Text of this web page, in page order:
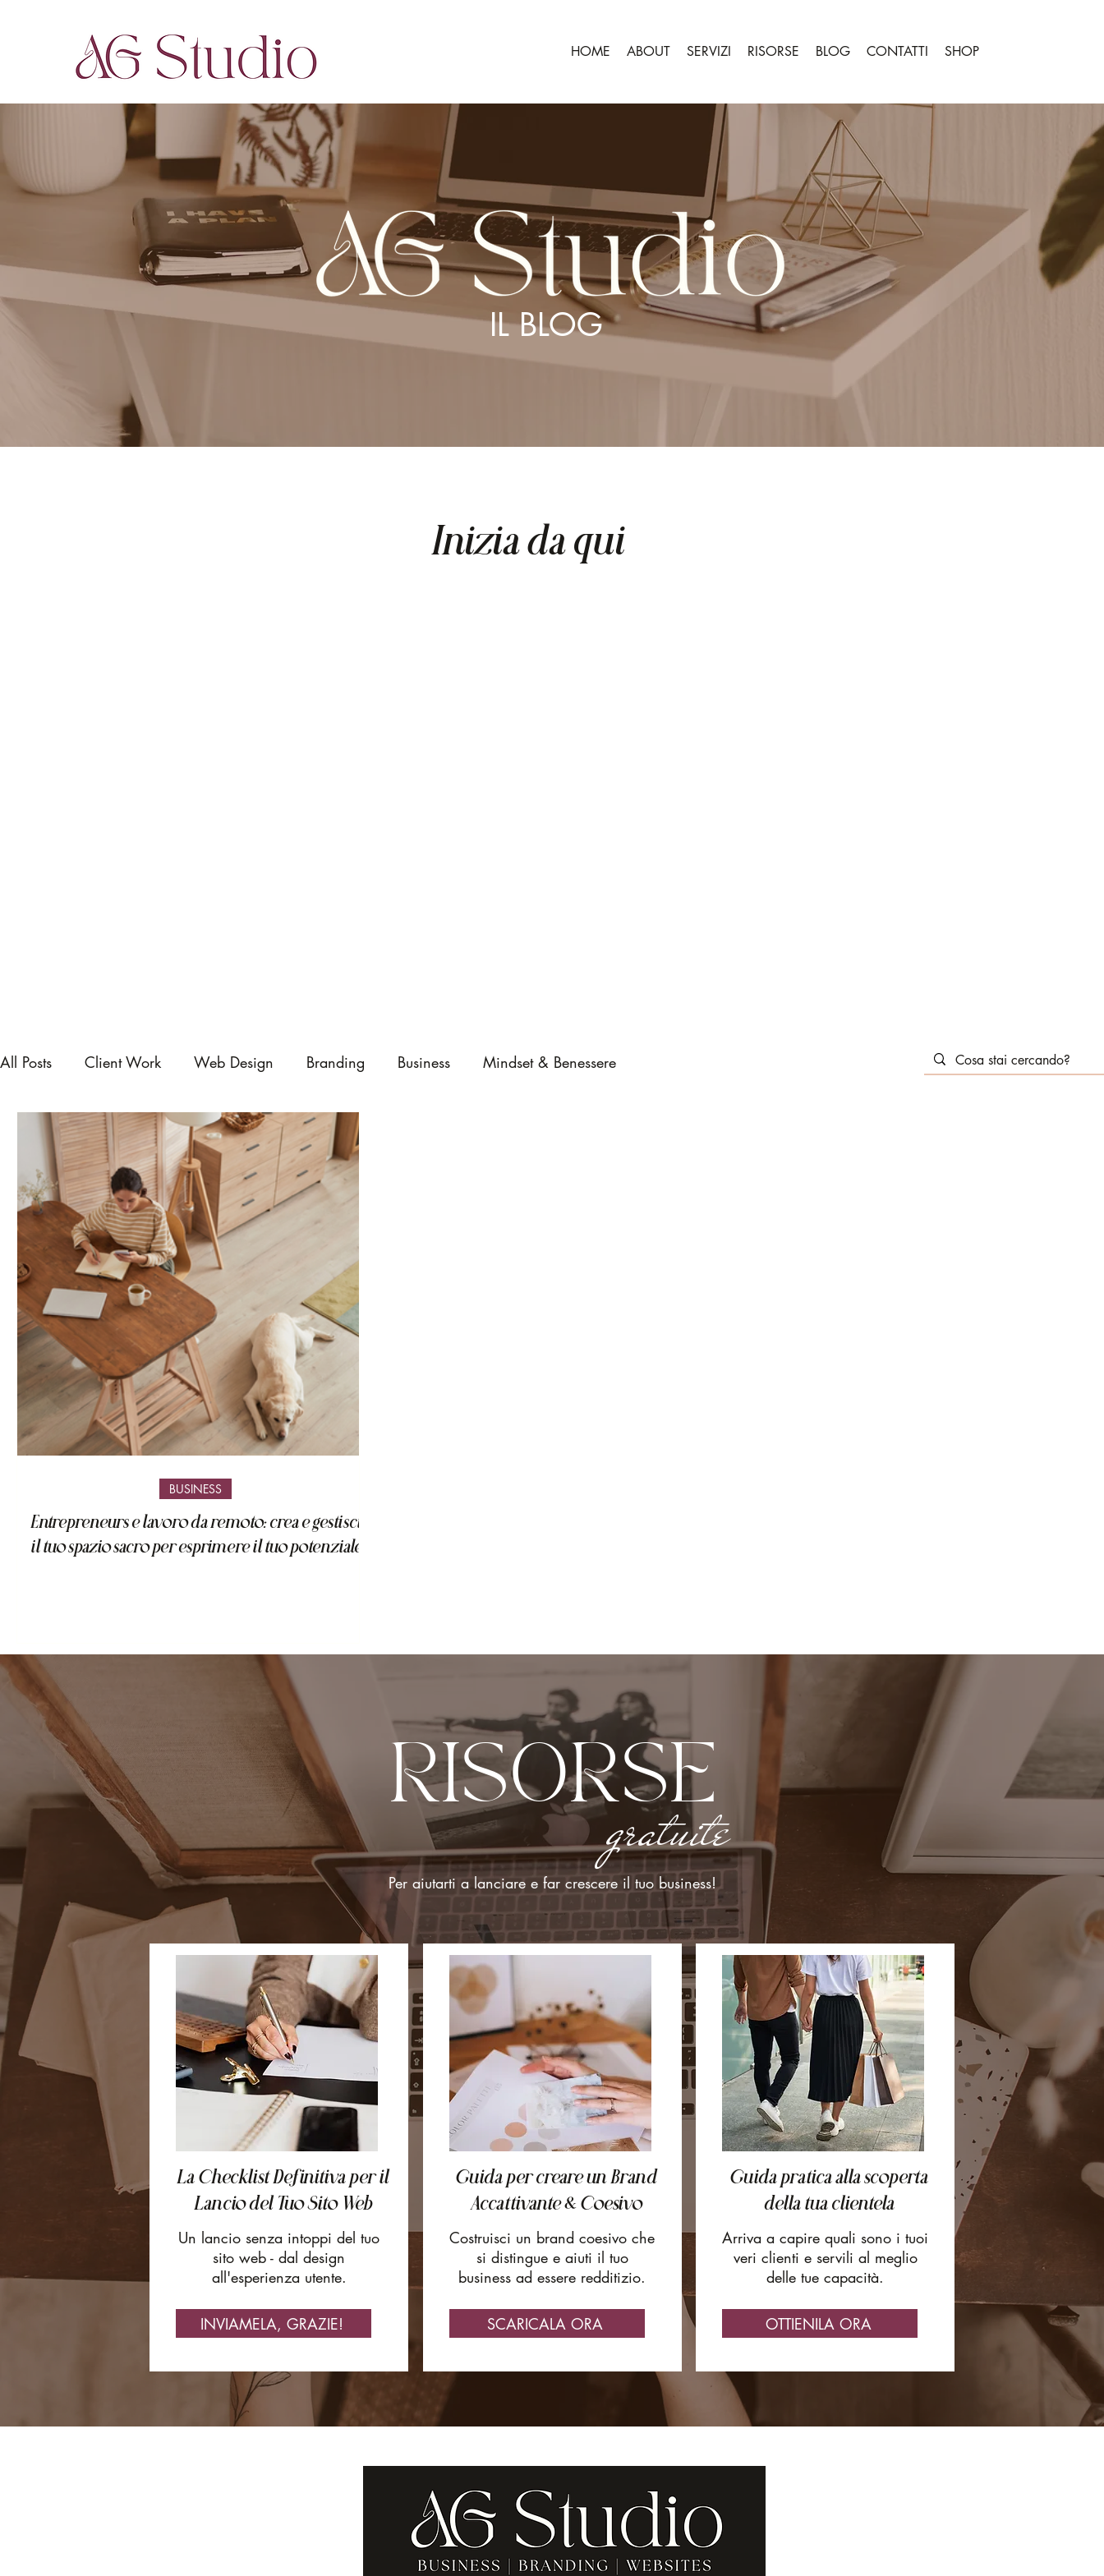
HOME ABOUT SERVIZI RISORSE BLOG CONTATTI SHOP
IL BLOG
Inizia da qui
All Posts Client Work Web Design Branding Business Mindset & Benessere
Entrepreneurs e lavoro da remoto: crea e gestisci
il tuo spazio sacro per esprimere il tuo potenziale
BUSINESS
RISORSE
gratuite
Per aiutarti a lanciare e far crescere il tuo business!
La Checklist Definitiva per il
Lancio del Tuo Sito Web
Un lancio senza intoppi del tuo
sito web - dal design
all'esperienza utente.
INVIAMELA, GRAZIE!
Guida per creare un Brand
Accattivante & Coesivo
Costruisci un brand coesivo che
si distingue e aiuti il tuo
business ad essere redditizio.
SCARICALA ORA
Guida pratica alla scoperta
della tua clientela
Arriva a capire quali sono i tuoi
veri clienti e servili al meglio
delle tue capacità.
OTTIENILA ORA